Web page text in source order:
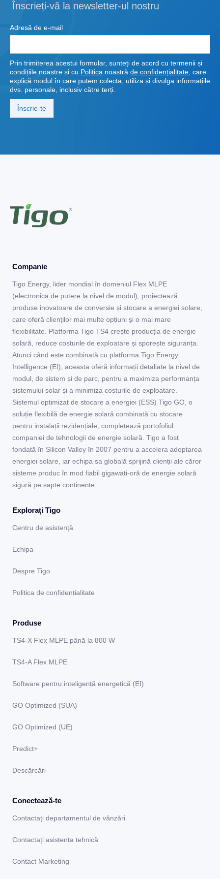
Înscrieți-vă la newsletter-ul nostru
Adresă de e-mail
Prin trimiterea acestui formular, sunteți de acord cu termenii și
condițiile noastre și cu Politica noastră de confidențialitate , care
explică modul în care putem colecta, utiliza și divulga informațiile
dvs. personale, inclusiv către terți.
Companie
Tigo Energy, lider mondial în domeniul Flex MLPE
(electronica de putere la nivel de modul), proiectează
produse inovatoare de conversie și stocare a energiei solare,
care oferă clienților mai multe opțiuni și o mai mare
flexibilitate. Platforma Tigo TS4 crește producția de energie
solară, reduce costurile de exploatare și sporește siguranța.
Atunci când este combinată cu platforma Tigo Energy
Intelligence (EI), aceasta oferă informații detaliate la nivel de
modul, de sistem și de parc, pentru a maximiza performanța
sistemului solar și a minimiza costurile de exploatare.
Sistemul optimizat de stocare a energiei (ESS) Tigo GO, o
soluție flexibilă de energie solară combinată cu stocare
pentru instalații rezidențiale, completează portofoliul
companiei de tehnologii de energie solară. Tigo a fost
fondată în Silicon Valley în 2007 pentru a accelera adoptarea
energiei solare, iar echipa sa globală sprijină clienții ale căror
sisteme produc în mod fiabil gigawați-oră de energie solară
sigură pe șapte continente.
Explorați Tigo
Centru de asistență
Echipa
Despre Tigo
Politica de confidențialitate
Produse
TS4-X Flex MLPE până la 800 W
TS4-A Flex MLPE
Software pentru inteligență energetică (EI)
GO Optimized (SUA)
GO Optimized (UE)
Predict+
Descărcări
Conectează-te
Contactați departamentul de vânzări
Contactați asistența tehnică
Contact Marketing